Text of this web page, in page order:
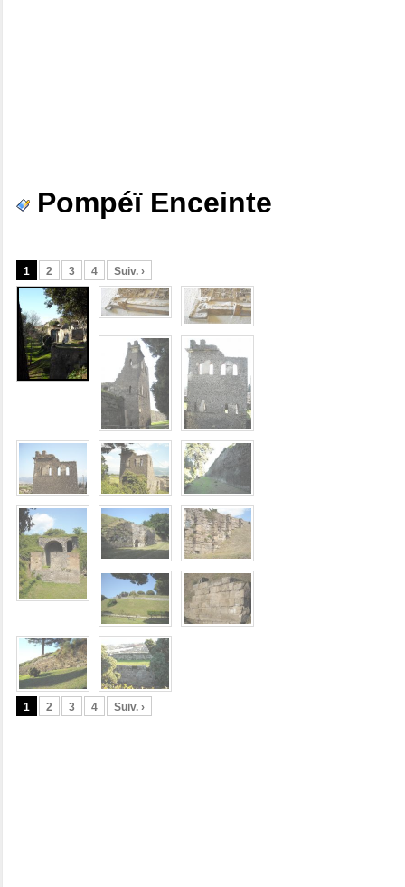
Pompéï Enceinte
1 2 3 4 Suiv. ›
1 2 3 4 Suiv. ›